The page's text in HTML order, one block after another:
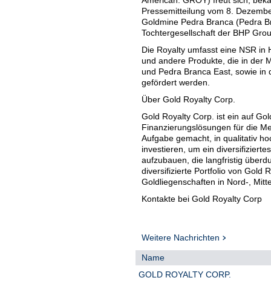
Pressemitteilung vom 8.
Goldmine Pedra Branca (Pedra
Tochtergesellschaft der BHP
Die Royalty umfasst eine NSR in
und andere Produkte, die in der
und Pedra Branca East, sowie
gefördert werden.
Über Gold Royalty Corp.
Gold Royalty Corp. ist ein auf
Finanzierungslösungen für die
Aufgabe gemacht, in qualitativ
investieren, um ein
aufzubauen, die langfristig
diversifizierte Portfolio von Gold
Goldliegenschaften in Nord-,
Kontakte bei Gold Royalty Corp
Vice President, Capital Markets
Tel.: (833) 396-3066
E-Mail: info@goldroyalty.com
Weitere Nachrichten
Name
GOLD ROYALTY CORP.